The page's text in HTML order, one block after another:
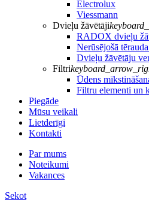
Electrolux
Viessmann
Dvieļu žāvētāji
RADOX dvieļu
Nerūsējošā
Dvieļu žāvētāju
Filtri
Ūdens
Filtru elementi un
Piegāde
Mūsu veikali
Lietderīgi
Kontakti
Par mums
Noteikumi
Vakances
Sekot